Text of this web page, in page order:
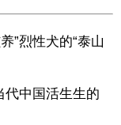
烈性犬的“泰山
中国活生生的